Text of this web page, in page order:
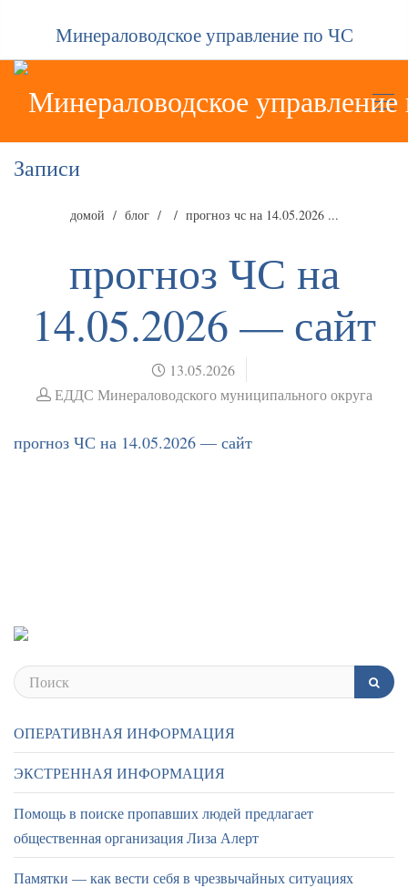
Минераловодское управление по ЧС
Записи
домой блог прогноз чс на 14.05.2026 ...
прогноз ЧС на
14.05.2026 — сайт
13.05.2026
ЕДДС Минераловодского муниципального округа
прогноз ЧС на 14.05.2026 — сайт
ОПЕРАТИВНАЯ ИНФОРМАЦИЯ
ЭКСТРЕННАЯ ИНФОРМАЦИЯ
Помощь в поиске пропавших людей предлагает
общественная организация Лиза Алерт
Памятки — как вести себя в чрезвычайных ситуациях